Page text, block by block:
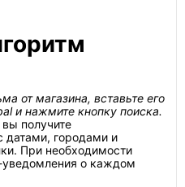
от магазина, вставьте его
и нажмите кнопку поиска.
получите
датами, городами и
При необходимости
уведомления о каждом